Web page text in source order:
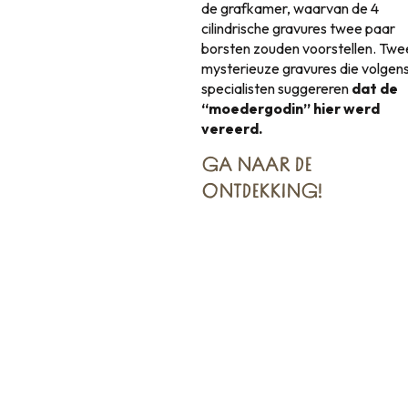
de grafkamer, waarvan de 4
cilindrische gravures twee paar
borsten zouden voorstellen.
mysterieuze gravures die
specialisten suggereren dat de
“moedergodin” hier werd
vereerd.
GA NAAR DE
ONTDEKKING!